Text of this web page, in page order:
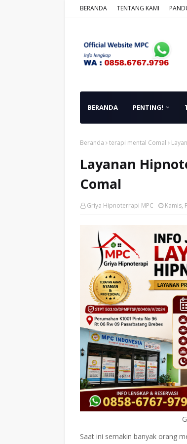
BERANDA TENTANG KAMI
BERANDA PENTING!
Beranda terapi mental Comal
Layanan
Comal
Griya Hipnoterrapi MPC Kamis,
Saat ini semakin banyak orang